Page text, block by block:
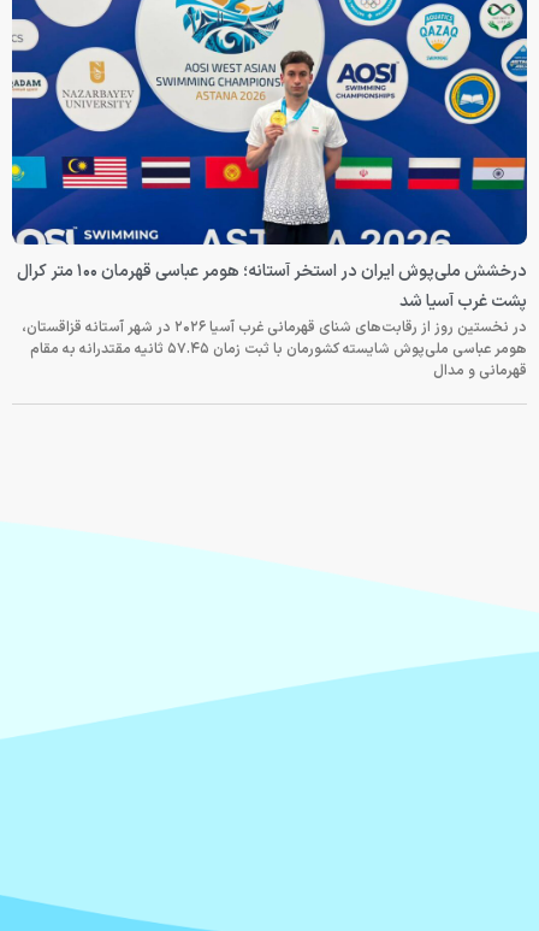
درخشش ملی‌پوش ایران در استخر آستانه؛ هومر عباسی قهرمان ۱۰۰ متر کرال
پشت غرب آسیا شد
در نخستین روز از رقابت‌های شنای قهرمانی غرب آسیا ۲۰۲۶ در شهر آستانه قزاقستان،
هومر عباسی ملی‌پوش شایسته کشورمان با ثبت زمان ۵۷.۴۵ ثانیه مقتدرانه به مقام
قهرمانی و مدال